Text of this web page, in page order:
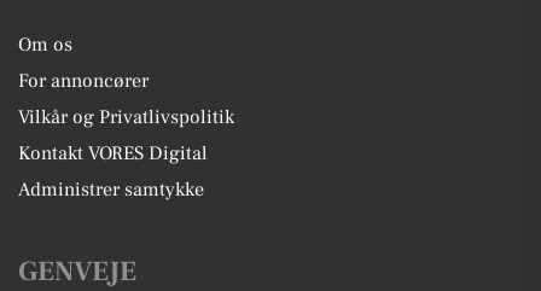
Om os
For annoncører
Vilkår og Privatlivspolitik
Kontakt VORES Digital
Administrer samtykke
GENVEJE